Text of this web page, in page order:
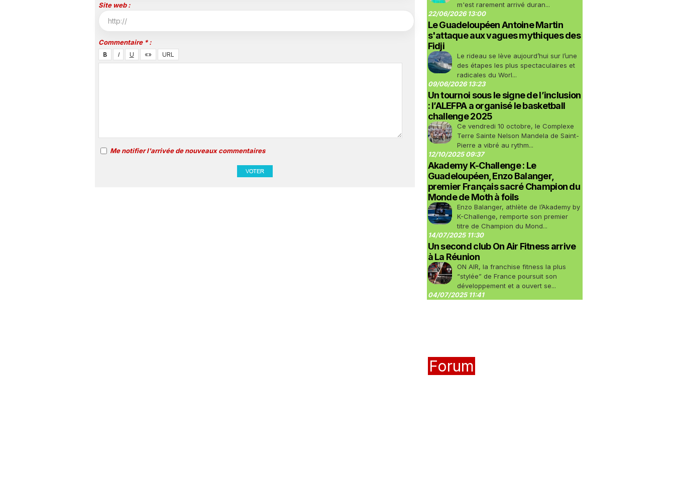
Site web :
Commentaire * :
Me notifier l'arrivée de nouveaux commentaires
m'est rarement arrivé duran...
22/06/2026 13:00
Le Guadeloupéen Antoine Martin
s'attaque aux vagues mythiques des
Fidji
Le rideau se lève aujourd’hui sur l’une
des étapes les plus spectaculaires et
radicales du Worl...
09/06/2026 13:23
Un tournoi sous le signe de l’inclusion
: l’ALEFPA a organisé le basketball
challenge 2025
Ce vendredi 10 octobre, le Complexe
Terre Sainte Nelson Mandela de Saint-
Pierre a vibré au rythm...
12/10/2025 09:37
Akademy K-Challenge : Le
Guadeloupéen, Enzo Balanger,
premier Français sacré Champion du
Monde de Moth à foils
Enzo Balanger, athlète de l’Akademy by
K-Challenge, remporte son premier
titre de Champion du Mond...
14/07/2025 11:30
Un second club On Air Fitness arrive
à La Réunion
ON AIR, la franchise fitness la plus
“stylée” de France poursuit son
développement et a ouvert se...
04/07/2025 11:41
Forum